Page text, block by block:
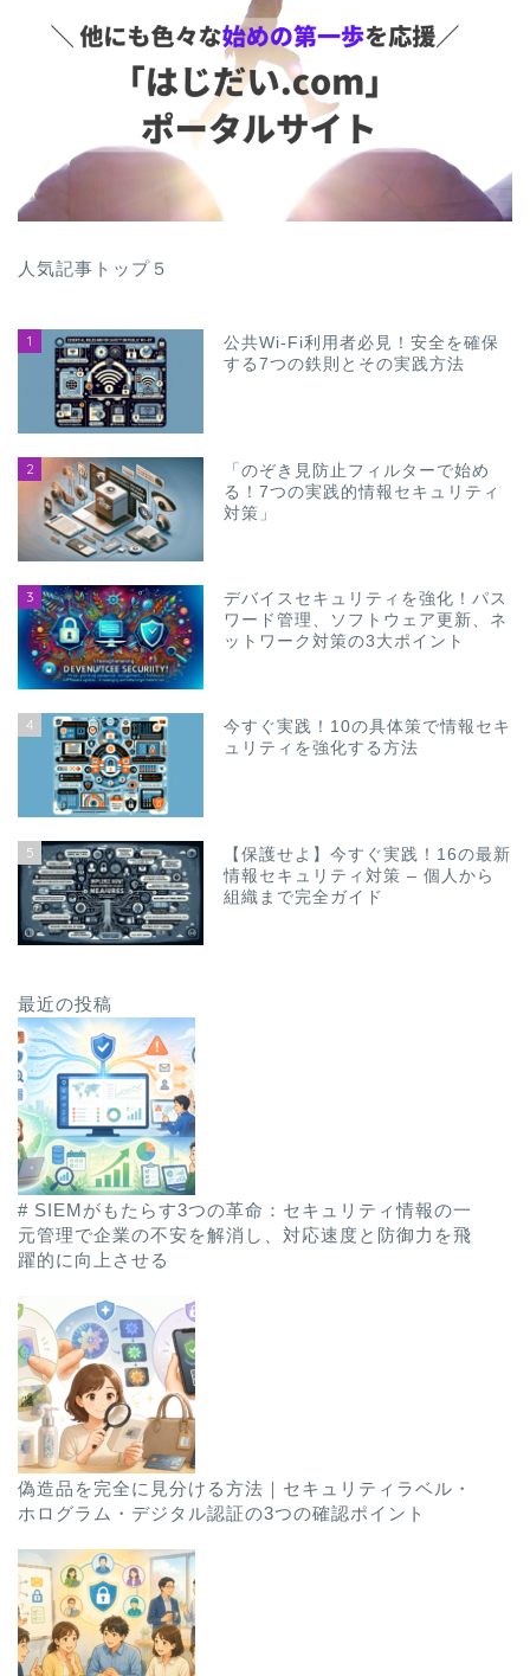
人気記事トップ５
1
公共Wi-Fi利用者必見！安全を確保
する7つの鉄則とその実践方法
2
「のぞき見防止フィルターで始め
る！7つの実践的情報セキュリティ
対策」
3
デバイスセキュリティを強化！パス
ワード管理、ソフトウェア更新、ネ
ットワーク対策の3大ポイント
4
今すぐ実践！10の具体策で情報セキ
ュリティを強化する方法
5
【保護せよ】今すぐ実践！16の最新
情報セキュリティ対策 – 個人から
組織まで完全ガイド
最近の投稿
# SIEMがもたらす3つの革命：セキュリティ情報の一
元管理で企業の不安を解消し、対応速度と防御力を飛
躍的に向上させる
偽造品を完全に見分ける方法｜セキュリティラベル・
ホログラム・デジタル認証の3つの確認ポイント